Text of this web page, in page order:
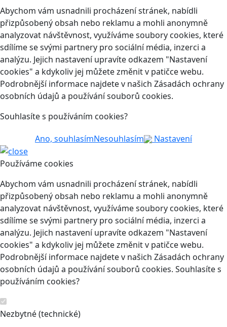
Abychom vám usnadnili procházení stránek, nabídli
přizpůsobený obsah nebo reklamu a mohli anonymně
analyzovat návštěvnost, využíváme soubory cookies, které
sdílíme se svými partnery pro sociální média, inzerci a
analýzu. Jejich nastavení upravíte odkazem "Nastavení
cookies" a kdykoliv jej můžete změnit v patičce webu.
Podrobnější informace najdete v našich Zásadách ochrany
osobních údajů a používání souborů cookies.
Souhlasíte s používáním cookies?
Ano, souhlasímNesouhlasím Nastavení
Používáme cookies
Abychom vám usnadnili procházení stránek, nabídli
přizpůsobený obsah nebo reklamu a mohli anonymně
analyzovat návštěvnost, využíváme soubory cookies, které
sdílíme se svými partnery pro sociální média, inzerci a
analýzu. Jejich nastavení upravíte odkazem "Nastavení
cookies" a kdykoliv jej můžete změnit v patičce webu.
Podrobnější informace najdete v našich Zásadách ochrany
osobních údajů a používání souborů cookies. Souhlasíte s
používáním cookies?
Nezbytné (technické)